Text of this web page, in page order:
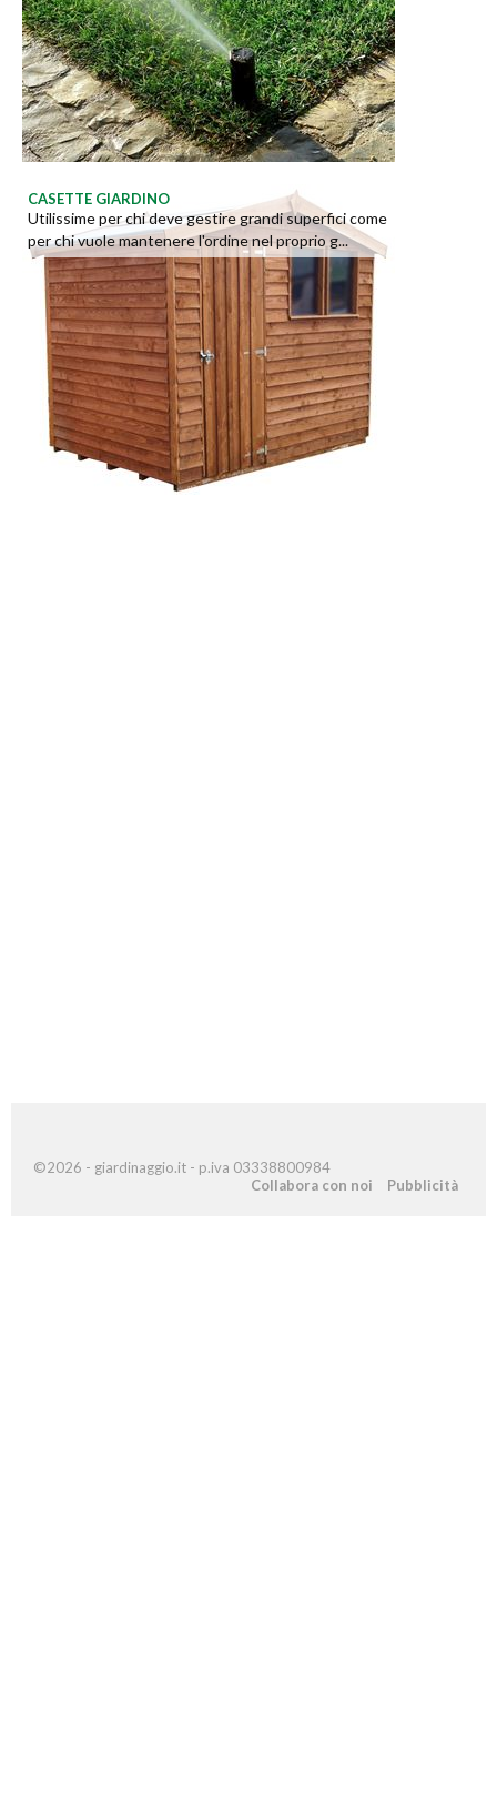
CASETTE GIARDINO
Utilissime per chi deve gestire grandi superfici come
per chi vuole mantenere l'ordine nel proprio g...
©2026 - giardinaggio.it - p.iva 03338800984
Collabora con noi
Pubblicità